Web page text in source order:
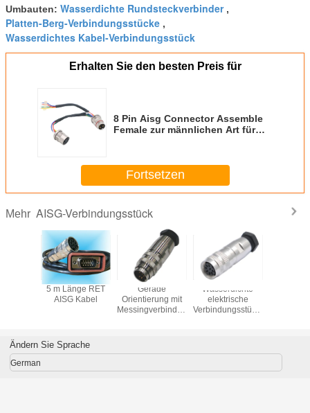
Umbauten: Wasserdichte Rundsteckverbinder,
Platten-Berg-Verbindungsstücke ,
Wasserdichtes Kabel-Verbindungsstück
Erhalten Sie den besten Preis für
8 Pin Aisg Connector Assemble
Female zur männlichen Art für
Fortsetzen
Mehr AISG-Verbindungsstück
5 m Länge RET
AISG Kabel
Gerade
Orientierung mit
Messingverbindungsstück
Wasserdichte
elektrische
Verbindungsstücke
Port
Ändern Sie Sprache
German